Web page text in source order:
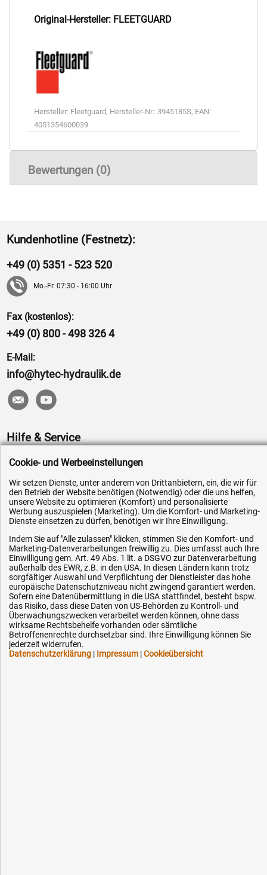
Original-Hersteller: FLEETGUARD
Hersteller: Fleetguard, Hersteller-Nr.: 3945185S, EAN:
4051354600039
Bewertungen (0)
Kundenhotline (Festnetz):
+49 (0) 5351 - 523 520
Mo.-Fr. 07:30 - 16:00 Uhr
Fax (kostenlos):
+49 (0) 800 - 498 326 4
E-Mail:
info@hytec-hydraulik.de
Hilfe & Service
Versandkosten
Zahlungsarten
Service
AGB / Widerrufsrecht
Impressum
Karriere
OEM-Ersatzteile
Technik-Hilfe
Downloads
Kontakt
Cookie- und Werbeeinstellungen
Wir setzen Dienste, unter anderem von Drittanbietern, ein, die wir für
den Betrieb der Website benötigen (Notwendig) oder die uns helfen,
unsere Website zu optimieren (Komfort) und personalisierte
Werbung auszuspielen (Marketing). Um die Komfort- und Marketing-
Dienste einsetzen zu dürfen, benötigen wir Ihre Einwilligung.
Indem Sie auf "Alle zulassen" klicken, stimmen Sie den Komfort- und
Marketing-Datenverarbeitungen freiwillig zu. Dies umfasst auch Ihre
Einwilligung gem. Art. 49 Abs. 1 lit. a DSGVO zur Datenverarbeitung
außerhalb des EWR, z.B. in den USA. In diesen Ländern kann trotz
sorgfältiger Auswahl und Verpflichtung der Dienstleister das hohe
europäische Datenschutzniveau nicht zwingend garantiert werden.
Sofern eine Datenübermittlung in die USA stattfindet, besteht bspw.
das Risiko, dass diese Daten von US-Behörden zu Kontroll- und
Überwachungszwecken verarbeitet werden können, ohne dass
wirksame Rechtsbehelfe vorhanden oder sämtliche
Betroffenenrechte durchsetzbar sind. Ihre Einwilligung können Sie
jederzeit widerrufen.
Datenschutzerklärung | Impressum |Cookieübersicht